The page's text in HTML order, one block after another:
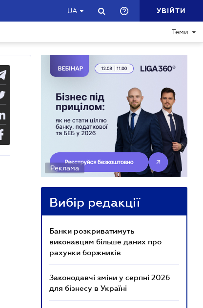
UA УВІЙТИ
Теми
Реклама
Вибір редакції
Банки розкриватимуть
виконавцям більше даних про
рахунки боржників
Законодавчі зміни у серпні 2026
для бізнесу в Україні